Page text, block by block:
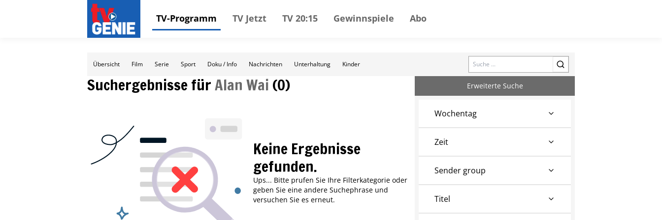
TV-Programm TV Jetzt TV 20:15 Gewinnspiele Abo
Übersicht Film Serie Sport Doku / Info Nachrichten Unterhaltung Kinder Search
Suchergebnisse fürAlan Wai (0)
Keine Ergebnisse
gefunden.
Ups... Bitte prufen Sie Ihre Filterkategorie oder
geben Sie eine andere Suchephrase und
versuchen Sie es erneut.
Erweiterte Suche
Wochentag
Zeit
Sender group
Titel